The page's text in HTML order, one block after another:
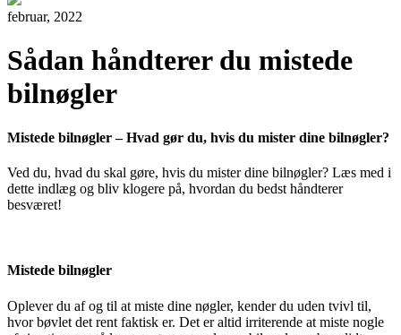
februar, 2022
Sådan håndterer du mistede
bilnøgler
Mistede bilnøgler – Hvad gør du, hvis du mister dine bilnøgler?
Ved du, hvad du skal gøre, hvis du mister dine bilnøgler? Læs med i
dette indlæg og bliv klogere på, hvordan du bedst håndterer
besværet!
Mistede bilnøgler
Oplever du af og til at miste dine nøgler, kender du uden tvivl til,
hvor bøvlet det rent faktisk er. Det er altid irriterende at miste nogle